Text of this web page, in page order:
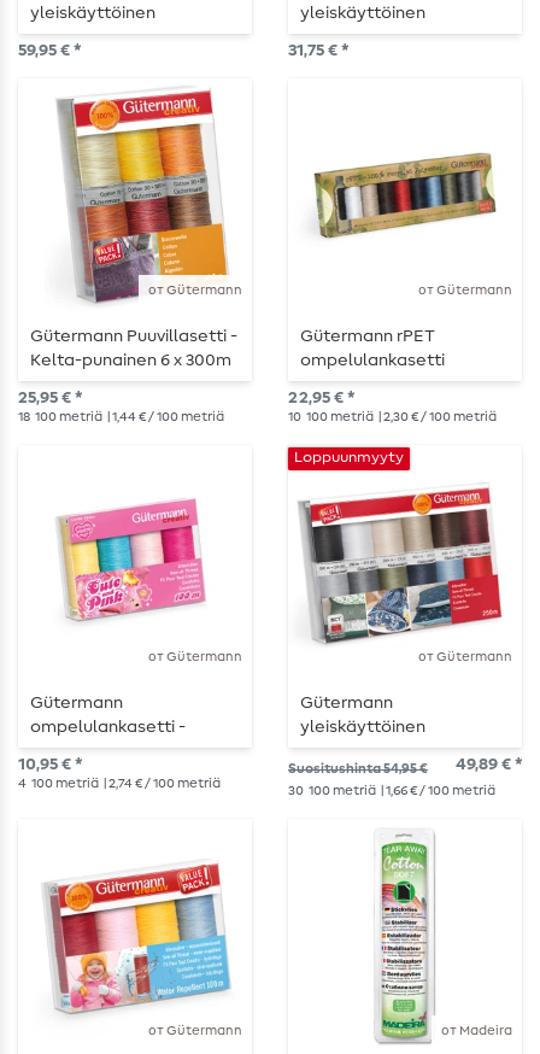
yleiskäyttöinen
ompelusetti Fashion Box
- 20 x 100m
59,95 € *
yleiskäyttöinen
ompelukone - Vettä
hylkivä - Sarja - 10x100m
31,75 € *
от Gütermann
Gütermann Puuvillasetti -
Kelta-punainen 6 x 300m
25,95 € *
18 100 metriä | 1,44 € / 100 metriä
от Gütermann
Gütermann rPET
ompelulankasetti
Neutraali
22,95 € *
10 100 metriä | 2,30 € / 100 metriä
от Gütermann
Gütermann
ompelulankasetti -
4x100m
10,95 € *
4 100 metriä | 2,74 € / 100 metriä
от Gütermann
Loppuunmyyty
Gütermann
yleiskäyttöinen
ompelusetti - neutraali 12
x 250m
Suositushinta 54,95 € 49,89 € *
30 100 metriä | 1,66 € / 100 metriä
от Gütermann от Madeira